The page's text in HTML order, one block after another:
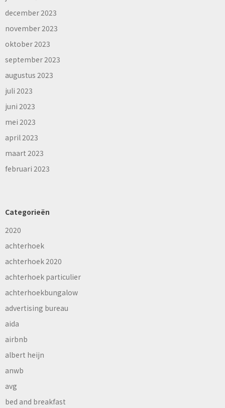
december 2023
november 2023
oktober 2023
september 2023
augustus 2023
juli 2023
juni 2023
mei 2023
april 2023
maart 2023
februari 2023
Categorieën
2020
achterhoek
achterhoek 2020
achterhoek particulier
achterhoekbungalow
advertising bureau
aida
airbnb
albert heijn
anwb
avg
bed and breakfast